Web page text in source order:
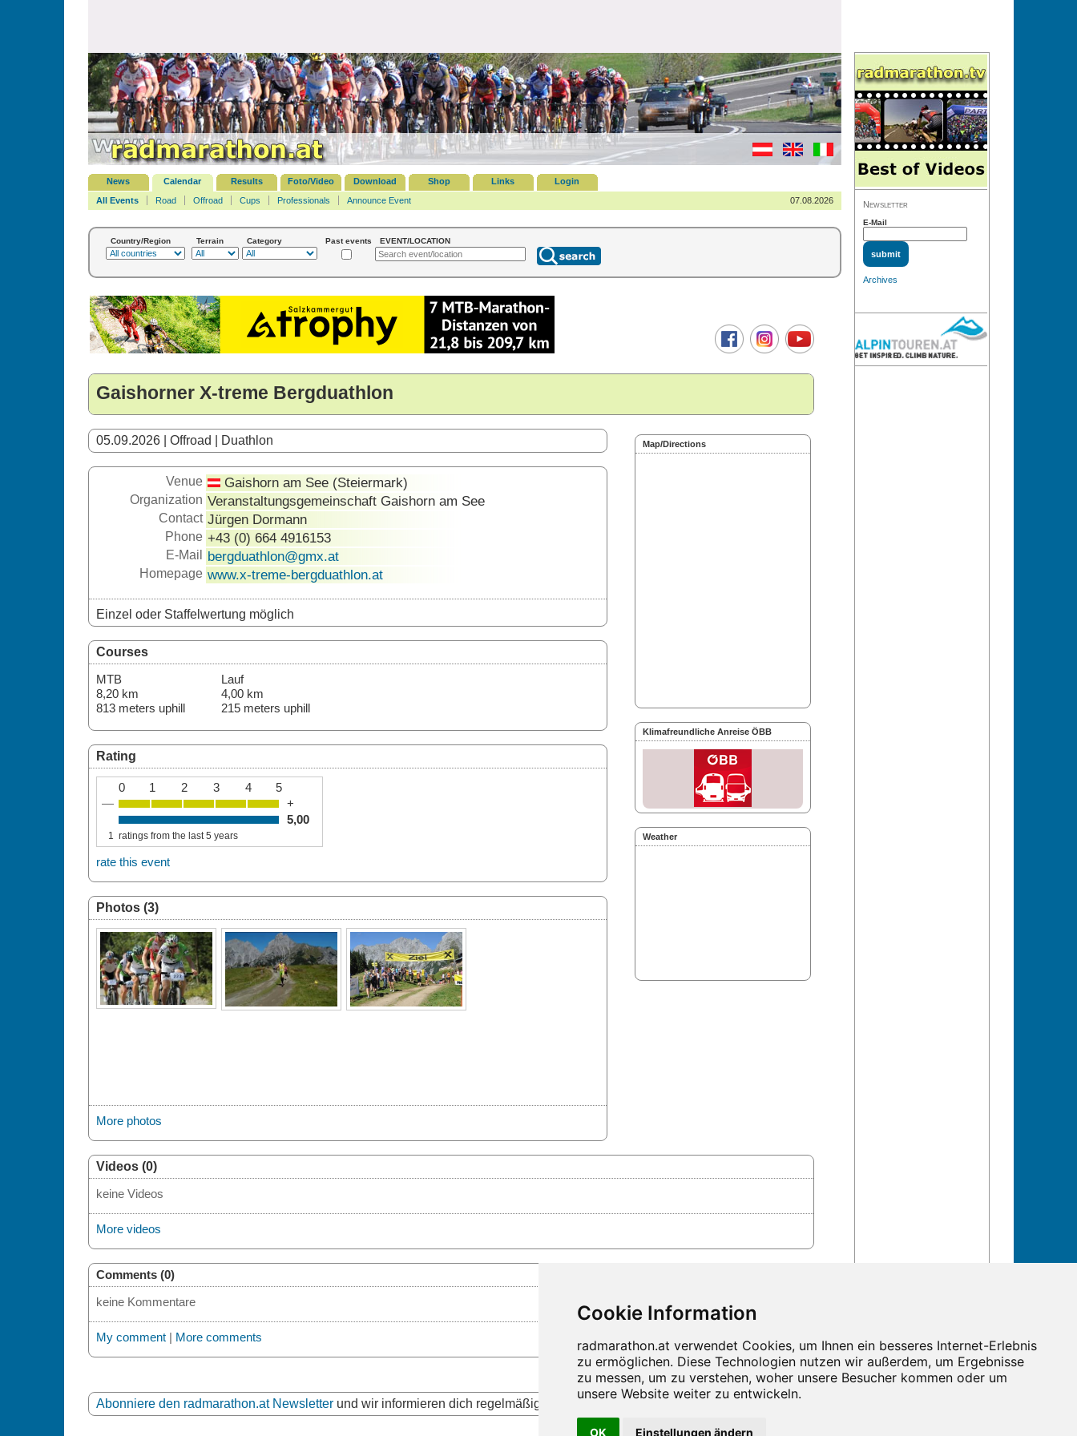
OK Einstellungen ändern
News Calendar Results Foto/Video Download Shop Links
Login
All Events
Road Offroad Cups Professionals Announce Event 07.08.2026
Country/Region Terrain Category Past events EVENT/LOCATION
Gaishorner X-treme Bergduathlon
Map/Directions
Klimafreundliche Anreise ÖBB
Weather
05.09.2026 | Offroad | Duathlon
Venue Gaishorn am See (Steiermark)
Organization Veranstaltungsgemeinschaft Gaishorn am See
Contact Jürgen Dormann
Phone +43 (0) 664 4916153
E-Mail bergduathlon@gmx.at
Homepage www.x-treme-bergduathlon.at
Einzel oder Staffelwertung möglich
Courses
MTB
8,20 km
813 meters uphill
Lauf
4,00 km
215 meters uphill
Rating
0 1 2 3 4
5
—
+
5,00
1 ratings from the last 5 years
rate this event
Photos (3)
More photos
Videos (0)
keine Videos
More videos
Comments (0)
keine Kommentare
My comment| More comments
Abonniere den radmarathon.at Newsletterund wir informieren dich regelmäßig über die aktuellen Neuigkeiten und Termine!
Newsletter
E-Mail
Archives